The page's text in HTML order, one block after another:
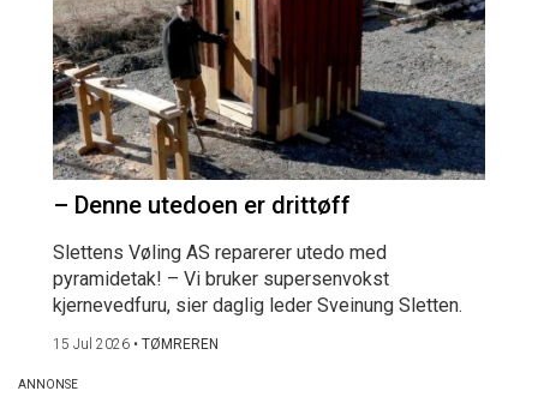
– Denne utedoen er drittøff
Slettens Vøling AS reparerer utedo med
pyramidetak! – Vi bruker supersenvokst
kjernevedfuru, sier daglig leder Sveinung Sletten.
15 Jul 2026 • TØMREREN